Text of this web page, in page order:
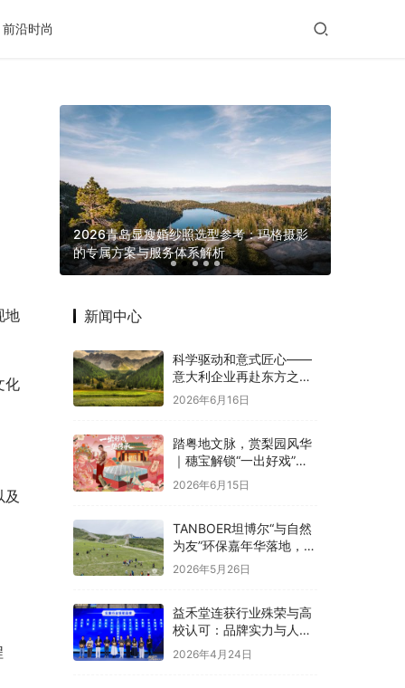
前沿时尚
地
化
2026青岛显瘦婚纱照选型参考：玛格摄影
的专属方案与服务体系解析
新闻中心
科学驱动和意式匠心——
意大利企业再赴东方之约
赋能意中大健康产业深度
2026年6月16日
踏粤地文脉，赏梨园风华
｜穗宝解锁“一出好戏”文
化溯源之旅
2026年6月15日
TANBOER坦博尔“与自然
为友”环保嘉年华落地，构
建四季户外可持续实践
2026年5月26日
益禾堂连获行业殊荣与高
校认可：品牌实力与人才
战略双线并进
2026年4月24日